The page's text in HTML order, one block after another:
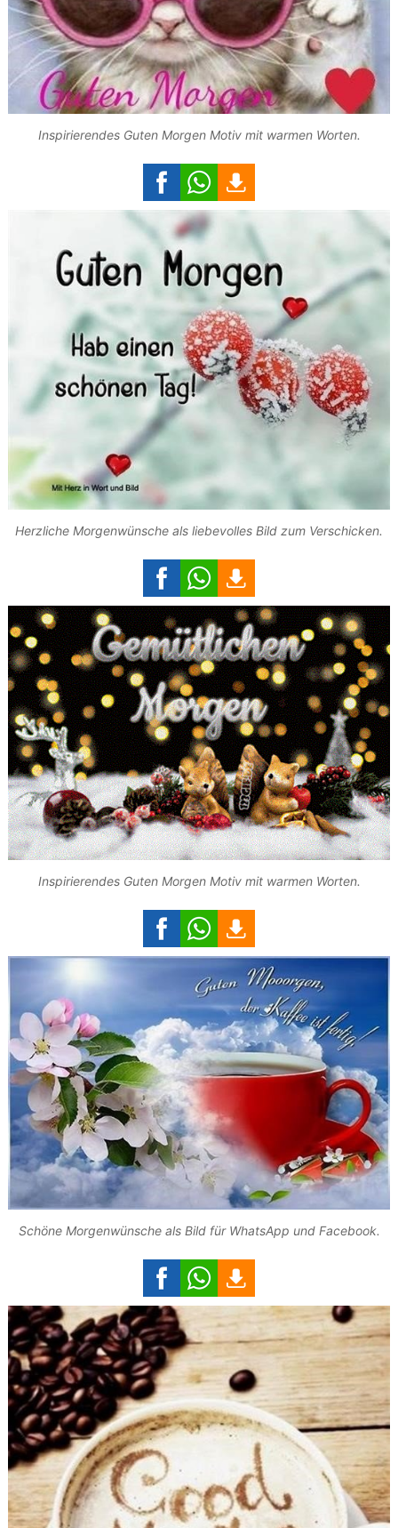
Inspirierendes Guten Morgen Motiv mit warmen Worten.
Herzliche Morgenwünsche als liebevolles Bild zum Verschicken.
Inspirierendes Guten Morgen Motiv mit warmen Worten.
Schöne Morgenwünsche als Bild für WhatsApp und Facebook.